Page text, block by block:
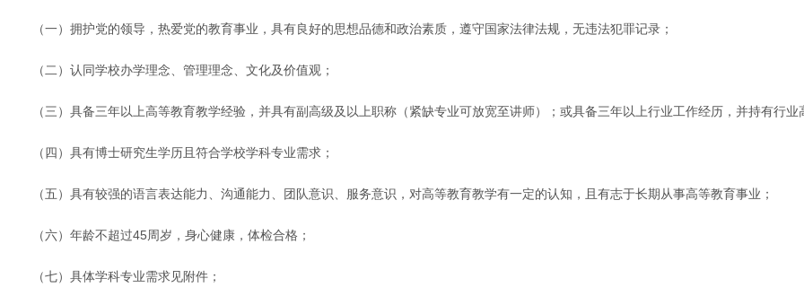
（一）拥护党的领导，热爱党的教育事业，具有良好的思想品德和政治素质，遵守国家法律法规，无违法犯罪记录；
（二）认同学校办学理念、管理理念、文化及价值观；
（三）具备三年以上高等教育教学经验，并具有副高级及以上职称（紧缺专业可放宽至讲师）；或具备三年以上行业工作经历，并持有行
（四）具有博士研究生学历且符合学校学科专业需求；
（五）具有较强的语言表达能力、沟通能力、团队意识、服务意识，对高等教育教学有一定的认知，且有志于长期从事高等教育事业；
（六）年龄不超过45周岁，身心健康，体检合格；
（七）具体学科专业需求见附件；